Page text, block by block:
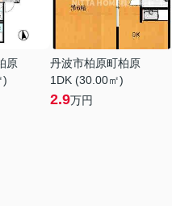
原
)
丹波市柏原町柏原
1DK (30.00㎡)
2.9万円